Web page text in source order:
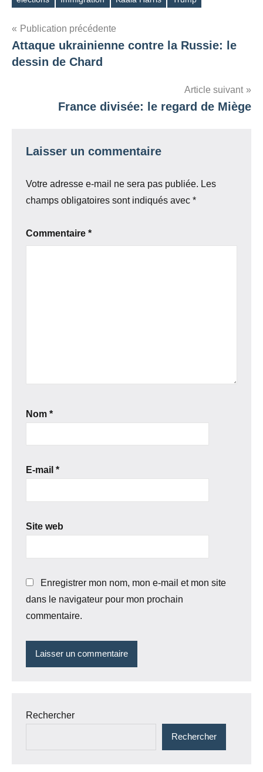
Étiquettes
Navigation
de
Publication précédente
Attaque ukrainienne contre la Russie: le
dessin de Chard
Article suivant
France divisée: le regard de Miège
Laisser un commentaire
Votre adresse e-mail ne sera pas publiée. Les
champs obligatoires sont indiqués avec *
Commentaire *
Nom *
E-mail *
Site web
Enregistrer mon nom, mon e-mail et mon site
dans le navigateur pour mon prochain
commentaire.
Rechercher
Rechercher